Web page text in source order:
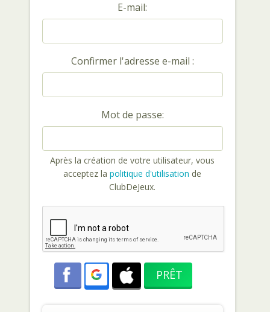
E-mail:
Confirmer l'adresse e-mail :
Mot de passe:
Après la création de votre utilisateur, vous
acceptez la politique d'utilisation de
ClubDeJeux.